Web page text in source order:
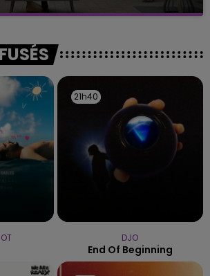
institutions du centre-ville
21h40
21h40
DJO
End Of Beginning